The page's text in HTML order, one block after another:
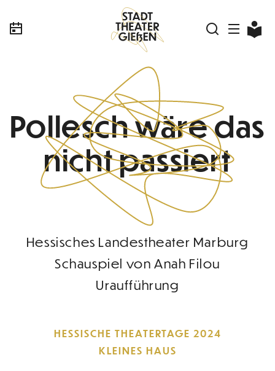
Pollesch wäre das
nicht passiert
Hessisches Landestheater Marburg
Schauspiel von Anah Filou
Uraufführung
HESSISCHE THEATERTAGE 2024
KLEINES HAUS